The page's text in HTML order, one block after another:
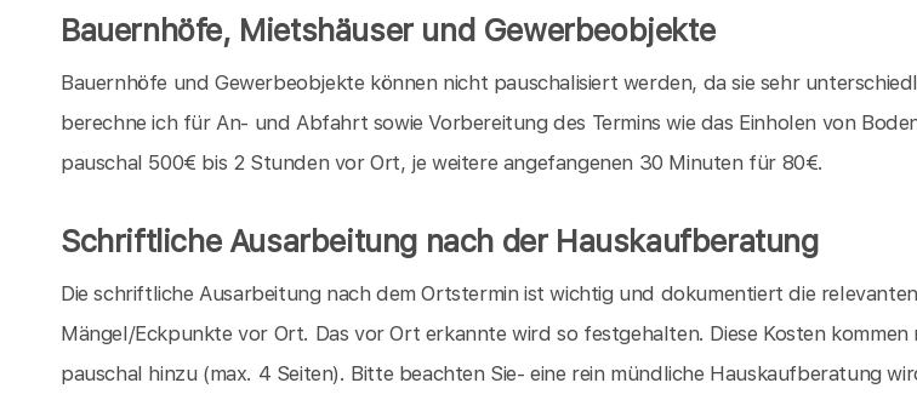
Bauernhöfe, Mietshäuser und Gewerbeobjekte
Bauernhöfe und Gewerbeobjekte können nicht pauschalisiert werden, da sie sehr
berechne ich für An- und Abfahrt sowie Vorbereitung des Termins wie das Einholen von
pauschal 500€ bis 2 Stunden vor Ort, je weitere angefangenen 30 Minuten für 80€.
Schriftliche Ausarbeitung nach der Hauskaufberatung
Die schriftliche Ausarbeitung nach dem Ortstermin ist wichtig und dokumentiert die
Mängel/Eckpunkte vor Ort. Das vor Ort erkannte wird so festgehalten. Diese Kosten kommen
pauschal hinzu (max. 4 Seiten). Bitte beachten Sie- eine rein mündliche Hauskaufberatung